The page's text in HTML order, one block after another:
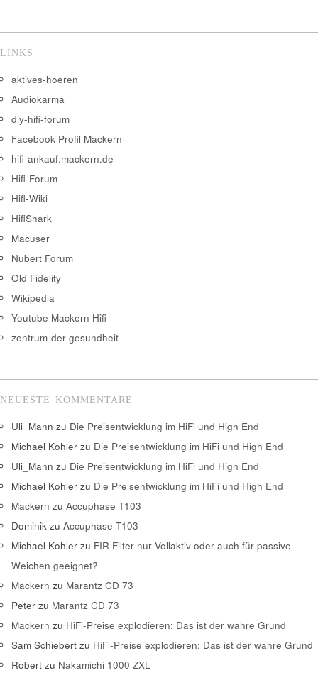
LINKS
aktives-hoeren
Audiokarma
diy-hifi-forum
Facebook Profil Mackern
hifi-ankauf.mackern.de
Hifi-Forum
Hifi-Wiki
HifiShark
Macuser
Nubert Forum
Old Fidelity
Wikipedia
Youtube Mackern Hifi
zentrum-der-gesundheit
NEUESTE KOMMENTARE
Uli_Mann zu Die Preisentwicklung im HiFi und High End
Michael Kohler zu Die Preisentwicklung im HiFi und High End
Uli_Mann zu Die Preisentwicklung im HiFi und High End
Michael Kohler zu Die Preisentwicklung im HiFi und High End
Mackern zu Accuphase T103
Dominik zu Accuphase T103
Michael Kohler zu FIR Filter nur Vollaktiv oder auch für passive
Weichen geeignet?
Mackern zu Marantz CD 73
Peter zu Marantz CD 73
Mackern zu HiFi-Preise explodieren: Das ist der wahre Grund
Sam Schiebert zu HiFi-Preise explodieren: Das ist der wahre Grund
Robert zu Nakamichi 1000 ZXL